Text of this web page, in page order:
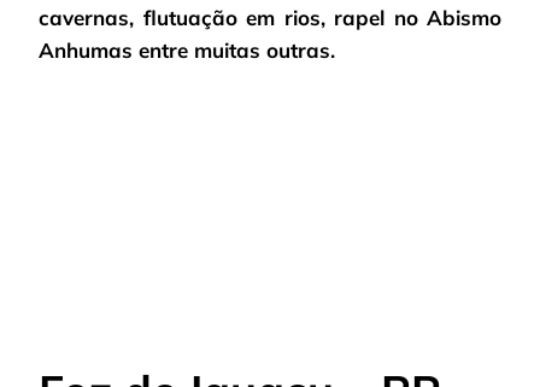
cavernas, flutuação em rios, rapel no Abismo
Anhumas entre muitas outras.